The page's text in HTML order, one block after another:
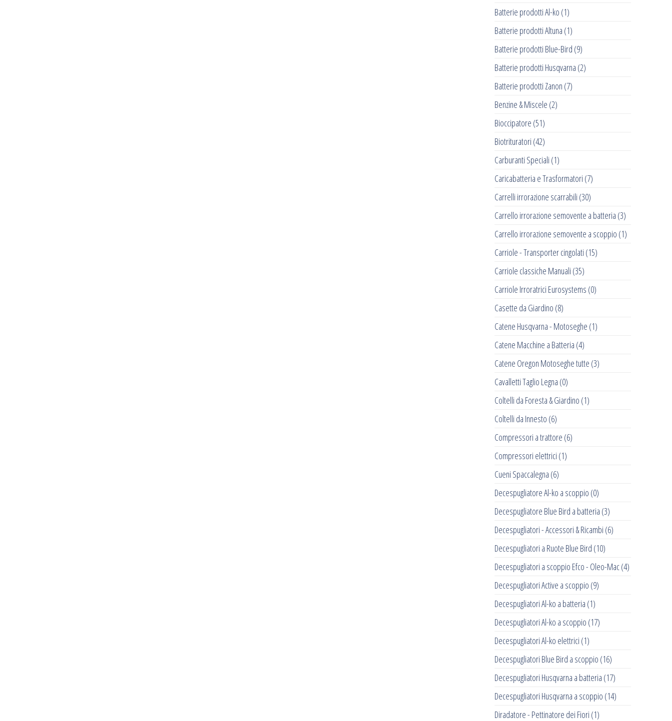
Batterie prodotti Al-ko (1)
Batterie prodotti Altuna (1)
Batterie prodotti Blue-Bird (9)
Batterie prodotti Husqvarna (2)
Batterie prodotti Zanon (7)
Benzine & Miscele (2)
Bioccipatore (51)
Biotrituratori (42)
Carburanti Speciali (1)
Caricabatteria e Trasformatori (7)
Carrelli irrorazione scarrabili (30)
Carrello irrorazione semovente a batteria (3)
Carrello irrorazione semovente a scoppio (1)
Carriole - Transporter cingolati (15)
Carriole classiche Manuali (35)
Carriole Irroratrici Eurosystems (0)
Casette da Giardino (8)
Catene Husqvarna - Motoseghe (1)
Catene Macchine a Batteria (4)
Catene Oregon Motoseghe tutte (3)
Cavalletti Taglio Legna (0)
Coltelli da Foresta & Giardino (1)
Coltelli da Innesto (6)
Compressori a trattore (6)
Compressori elettrici (1)
Cueni Spaccalegna (6)
Decespugliatore Al-ko a scoppio (0)
Decespugliatore Blue Bird a batteria (3)
Decespugliatori - Accessori & Ricambi (6)
Decespugliatori a Ruote Blue Bird (10)
Decespugliatori a scoppio Efco - Oleo-Mac(4)
Decespugliatori Active a scoppio (9)
Decespugliatori Al-ko a batteria (1)
Decespugliatori Al-ko a scoppio (17)
Decespugliatori Al-ko elettrici (1)
Decespugliatori Blue Bird a scoppio (16)
Decespugliatori Husqvarna a batteria (17)
Decespugliatori Husqvarna a scoppio (14)
Diradatore - Pettinatore dei Fiori (1)